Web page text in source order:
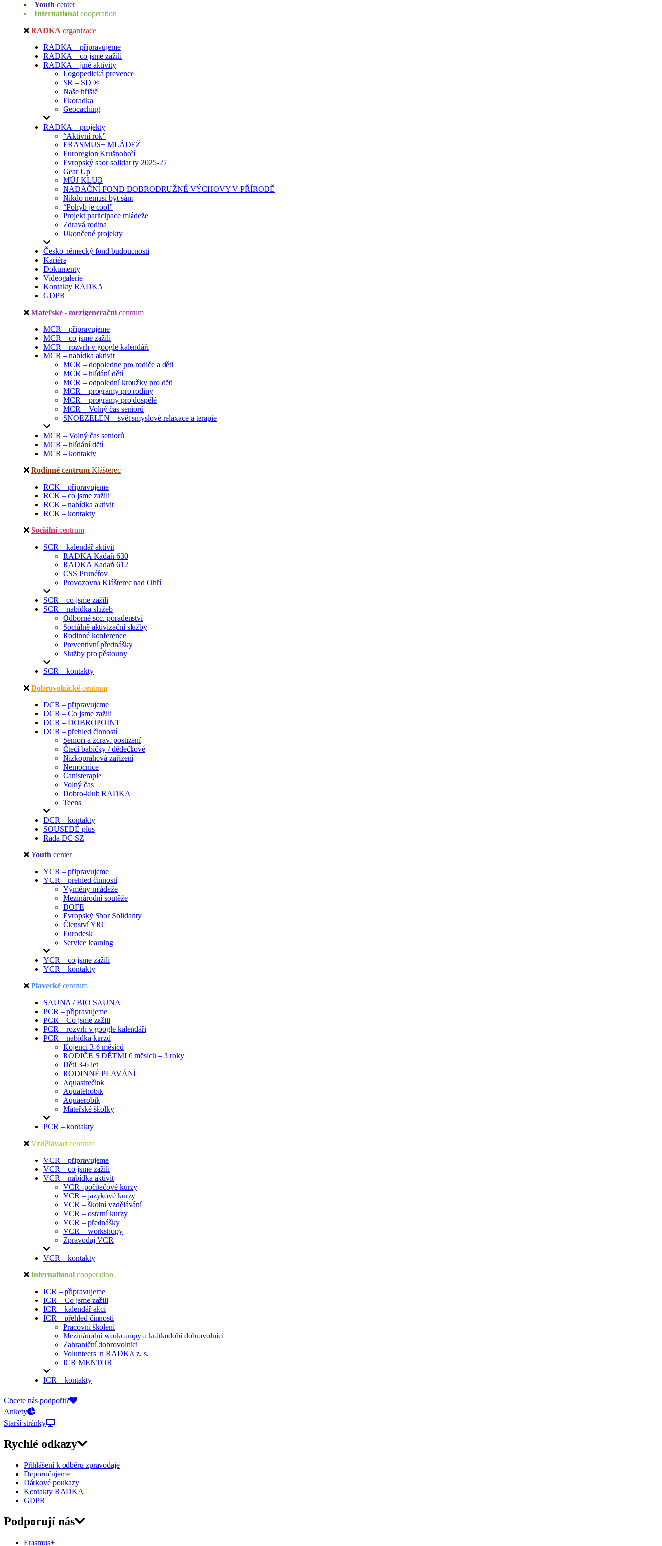
Youth center
International cooperation
RADKA organizace
RADKA – připravujeme
RADKA – co jsme zažili
RADKA – jiné aktivity
Logopedická prevence
SR – SD ®
Naše hřiště
Ekoradka
Geocaching
RADKA – projekty
“Aktivní rok”
ERASMUS+ MLÁDEŽ
Euroregion Krušnohoří
Evropský sbor solidarity 2025-27
Gear Up
MŮJ KLUB
NADAČNÍ FOND DOBRODRUŽNÉ VÝCHOVY V PŘÍRODĚ
Nikdo nemusí být sám
“Pohyb je cool”
Projekt participace mládeže
Zdravá rodina
Ukončené projekty
Česko německý fond budoucnosti
Kariéra
Dokumenty
Videogalerie
Kontakty RADKA
GDPR
Mateřské - mezigenerační centrum
MCR – připravujeme
MCR – co jsme zažili
MCR – rozvrh v google kalendáři
MCR – nabídka aktivit
MCR – dopoledne pro rodiče a děti
MCR – hlídání dětí
MCR – odpolední kroužky pro děti
MCR – programy pro rodiny
MCR – programy pro dospělé
MCR – Volný čas seniorů
SNOEZELEN – svět smyslové relaxace a terapie
MCR – Volný čas seniorů
MCR – hlídání dětí
MCR – kontakty
Rodinné centrum Klášterec
RCK – připravujeme
RCK – co jsme zažili
RCK – nabídka aktivit
RCK – kontakty
Sociální centrum
SCR – kalendář aktivit
RADKA Kadaň 630
RADKA Kadaň 612
CSS Prunéřov
Provozovna Klášterec nad Ohří
SCR – co jsme zažili
SCR – nabídka služeb
Odborné soc. poradenství
Sociálně aktivizační služby
Rodinné konference
Preventivní přednášky
Služby pro pěstouny
SCR – kontakty
Dobrovolnické centrum
DCR – připravujeme
DCR – Co jsme zažili
DCR – DOBROPOINT
DCR – přehled činností
Senioři a zdrav. postižení
Čtecí babičky / dědečkové
Nízkoprahová zařízení
Nemocnice
Canisterapie
Volný čas
Dobro-klub RADKA
Teens
DCR – kontakty
SOUSEDÉ plus
Rada DC SZ
Youth center
YCR – připravujeme
YCR – přehled činností
Výměny mládeže
Mezinárodní soutěže
DOFE
Evropský Sbor Solidarity
Členství YRC
Eurodesk
Service learning
YCR – co jsme zažili
YCR – kontakty
Plavecké centrum
SAUNA / BIO SAUNA
PCR – připravujeme
PCR – Co jsme zažili
PCR – rozvrh v google kalendáři
PCR – nabídka kurzů
Kojenci 3-6 měsíců
RODIČE S DĚTMI 6 měsíců – 3 roky
Děti 3-6 let
RODINNÉ PLAVÁNÍ
Aquastrečink
Aquatěhobik
Aquaerobik
Mateřské školky
PCR – kontakty
Vzdělávací centrum
VCR – připravujeme
VCR – co jsme zažili
VCR – nabídka aktivit
VCR -počítačové kurzy
VCR – jazykové kurzy
VCR – školní vzdělávání
VCR – ostatní kurzy
VCR – přednášky
VCR – workshopy
Zpravodaj VCR
VCR – kontakty
International cooperation
ICR – připravujeme
ICR – Co jsme zažili
ICR – kalendář akcí
ICR – přehled činností
Pracovní školení
Mezinárodní workcampy a krátkodobí dobrovolníci
Zahraniční dobrovolníci
Volunteers in RADKA z. s.
ICR MENTOR
ICR – kontakty
On-line přihlášky
Chcete nás podpořit?
Ankety
Starší stránky
Rychlé odkazy
Přihlášení k odběru zpravodaje
Doporučujeme
Dárkové poukazy
Kontakty RADKA
GDPR
Podporují nás
Erasmus+